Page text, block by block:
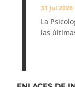
31 Jul 2026
La
las